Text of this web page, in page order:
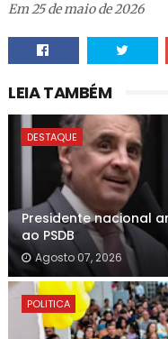
Em 25 de maio de 2026
LEIA TAMBÉM
DESTAQUE
Presidente nacional
ao PSDB
Agosto 07, 2026
POLITICA